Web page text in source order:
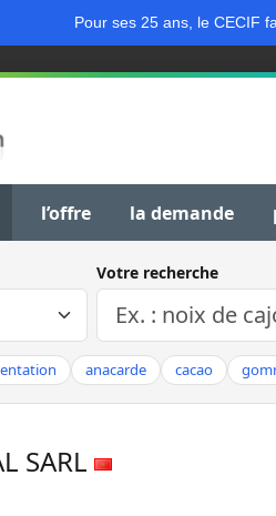
Pour ses 25 ans, le CECIF
l’offre la demande
Votre recherche
anacarde cacao
SARL